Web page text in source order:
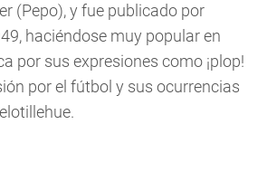
(Pepo), y fue publicado por
haciéndose muy popular en
por sus expresiones como ¡plop!
por el fútbol y sus ocurrencias